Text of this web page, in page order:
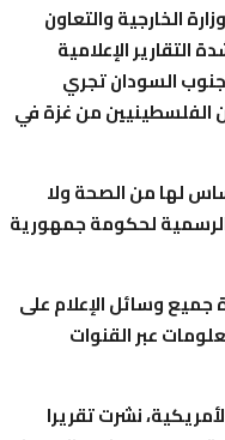
والتعاون
الإعلامية
السودان تجري
من غزة في
من الصحة ولا
لحكومة جمهورية
وسائل الإعلام على
عبر القنوات
نشرت تقريرا